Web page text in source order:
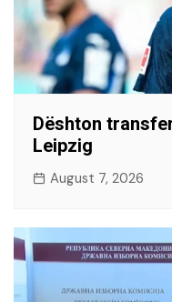
Dështon
Leipzig
August 7, 2026